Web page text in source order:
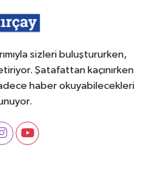
sizleri buluştururken,
Şatafattan kaçınırken
haber okuyabilecekleri